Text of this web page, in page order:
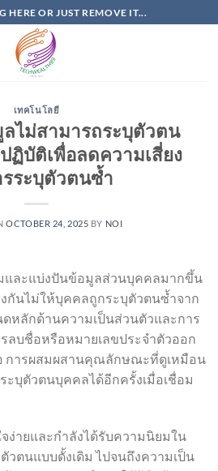
HERE OR JUST REMOVE IT...
เทคโนโลยี
ไม่สามารถระบุตัวตน
ฏิบัติเพื่อลดความเสี่ยง
ระบุตัวตนซ้ำ
OCTOBER 24, 2025 BY NOI
มและแบ่งปันข้อมูลส่วนบุคคลมากขึ้น
กันไม่ให้บุคคลถูกระบุตัวตนซ้ำจาก
หลักด้านความเป็นส่วนตัวและการ
ลบชื่อหรือหมายเลขประจำตัวออก
การผสมผสานคุณลักษณะที่ดูเหมือน
ะบุตัวตนบุคคลได้อีกครั้งเมื่อเชื่อม
ง่ายและกำลังได้รับความนิยมใน
วตนแบบดั้งเดิม ไปจนถึงความเป็น